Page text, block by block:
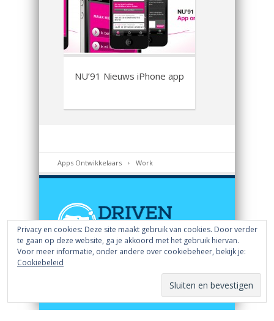
NU’91 Nieuws iPhone app
Apps Ontwikkelaars Work
iOS/Android app ontwikkeling
Privacy en cookies: Deze site maakt gebruik van cookies. Door verder
te gaan op deze website, ga je akkoord met het gebruik hiervan.
Voor meer informatie, onder andere over cookiebeheer, bekijk je:
Cookiebeleid